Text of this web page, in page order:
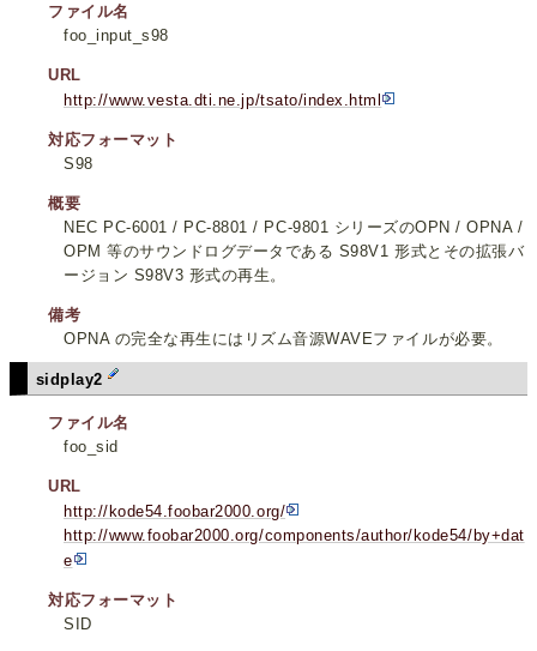
ファイル名
foo_input_s98
URL
http://www.vesta.dti.ne.jp/tsato/index.html
対応フォーマット
S98
概要
NEC PC-6001 / PC-8801 / PC-9801 シリーズのOPN / OPNA /
OPM 等のサウンドログデータである S98V1 形式とその拡張バ
ージョン S98V3 形式の再生。
備考
OPNA の完全な再生にはリズム音源WAVEファイルが必要。
sidplay2
ファイル名
foo_sid
URL
http://kode54.foobar2000.org/
http://www.foobar2000.org/components/author/kode54/by+dat
e
対応フォーマット
SID